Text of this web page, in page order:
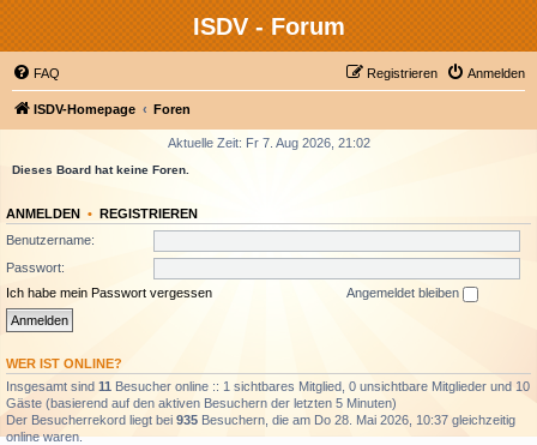
ISDV - Forum
FAQ Anmelden
Registrieren
ISDV-Homepage Foren
Aktuelle Zeit: Fr 7. Aug 2026, 21:02
Dieses Board hat keine Foren.
ANMELDEN • REGISTRIEREN
Benutzername:
Passwort:
Ich habe mein Passwort vergessen
Angemeldet bleiben
WER IST ONLINE?
Insgesamt sind 11 Besucher online :: 1 sichtbares Mitglied, 0 unsichtbare Mitglieder und 10
Gäste (basierend auf den aktiven Besuchern der letzten 5 Minuten)
Der Besucherrekord liegt bei 935 Besuchern, die am Do 28. Mai 2026, 10:37 gleichzeitig
online waren.